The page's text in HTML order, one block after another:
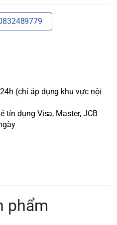
(chỉ áp dụng khu vực nội
tín dụng Visa, Master, JCB
phẩm